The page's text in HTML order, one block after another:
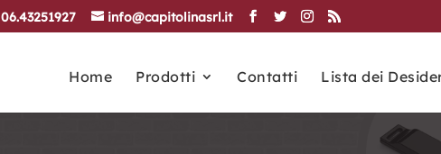
06.43251927 info@capitolinasrl.it
Home Prodotti Contatti Lista dei